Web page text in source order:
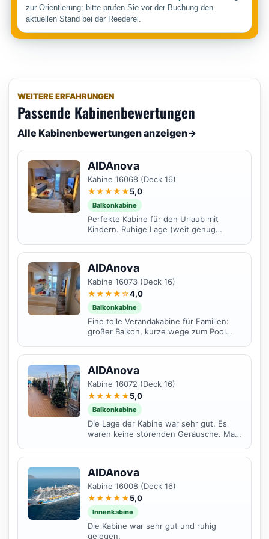
zur Orientierung; bitte prüfen Sie vor der Buchung den
aktuellen Stand bei der Reederei.
WEITERE ERFAHRUNGEN
Passende Kabinenbewertungen
Alle Kabinenbewertungen anzeigen→
AIDAnova
Kabine 16068 (Deck 16)
★★★★★5,0
Balkonkabine
Perfekte Kabine für den Urlaub mit
Kindern. Ruhige Lage (weit genug
AIDAnova
Kabine 16073 (Deck 16)
★★★★☆4,0
Balkonkabine
Eine tolle Verandakabine für Familien:
großer Balkon, kurze wege zum Pool
AIDAnova
Kabine 16072 (Deck 16)
★★★★★5,0
Balkonkabine
Die Lage der Kabine war sehr gut. Es
waren keine störenden Geräusche. Man
AIDAnova
Kabine 16008 (Deck 16)
★★★★★5,0
Innenkabine
Die Kabine war sehr gut und ruhig
gelegen.